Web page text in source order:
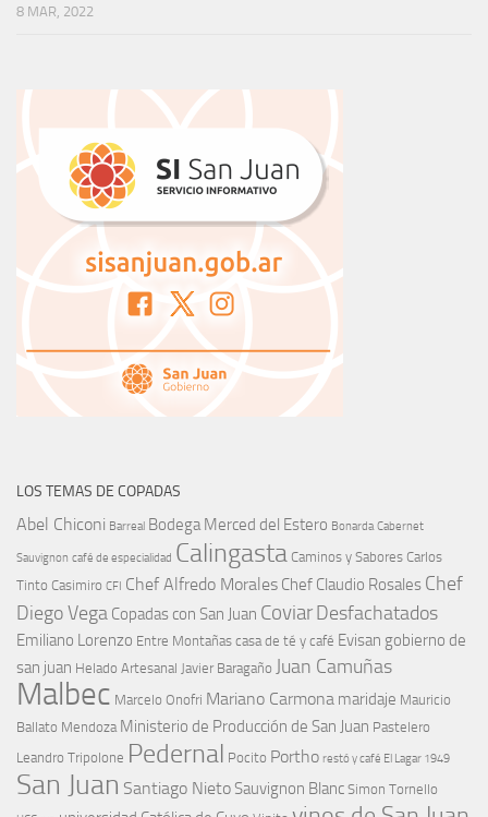
8 MAR, 2022
LOS TEMAS DE COPADAS
Abel Chiconi Barreal Bodega Merced del Estero Bonarda Cabernet
Sauvignon café de especialidad Calingasta Caminos y Sabores Carlos
Tinto Casimiro CFI Chef Alfredo Morales Chef Claudio Rosales Chef
Diego Vega Copadas con San Juan Coviar Desfachatados
Emiliano Lorenzo Entre Montañas casa de té y café Evisan gobierno de
san juan Helado Artesanal Javier Baragaño Juan Camuñas
Malbec Marcelo Onofri Mariano Carmona maridaje Mauricio
Ballato Mendoza Ministerio de Producción de San Juan Pastelero
Leandro Tripolone Pedernal Pocito Portho restó y café El Lagar 1949
San Juan Santiago Nieto Sauvignon Blanc Simon Tornello